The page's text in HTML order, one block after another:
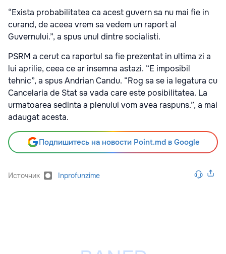
“Exista probabilitatea ca acest guvern sa nu mai fie in
curand, de aceea vrem sa vedem un raport al
Guvernului.”, a spus unul dintre socialisti.
PSRM a cerut ca raportul sa fie prezentat in ultima zi a
lui aprilie, ceea ce ar insemna astazi. “E imposibil
tehnic”, a spus Andrian Candu. “Rog sa se ia legatura cu
Cancelaria de Stat sa vada care este posibilitatea. La
urmatoarea sedinta a plenului vom avea raspuns.”, a mai
adaugat acesta.
Подпишитесь на новости Point.md в Google
Источник Inprofunzime